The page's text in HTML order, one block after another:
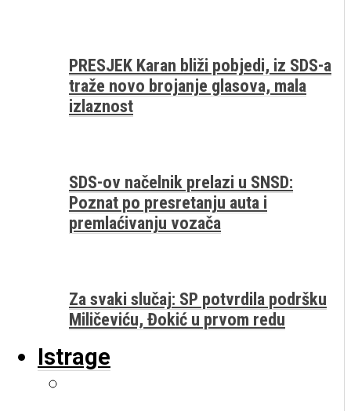
PRESJEK Karan bliži pobjedi, iz SDS-a
traže novo brojanje glasova, mala
izlaznost
SDS-ov načelnik prelazi u SNSD:
Poznat po presretanju auta i
premlaćivanju vozača
Za svaki slučaj: SP potvrdila podršku
Miličeviću, Đokić u prvom redu
Istrage